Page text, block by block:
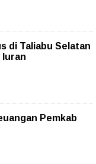
di Taliabu Selatan
Iuran
Pemkab